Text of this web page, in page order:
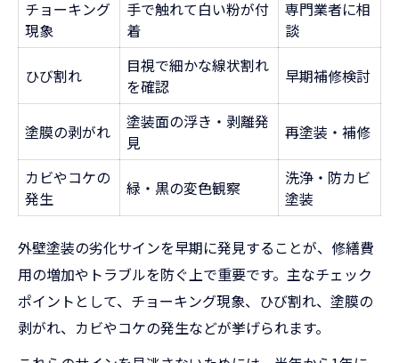
チョーキング
現象
手で触れて白い粉が付
着
専門業者に相
談
ひび割れ
目視で細かな線状割れ
を確認
早期補修検討
塗膜の剥がれ
塗装面の浮き・剥離発
見
再塗装・補修
カビやコケの
発生
緑・黒の変色観察
洗浄・防カビ
塗装
外壁塗装の劣化サインを早期に発見することが、修繕費
用の増加やトラブルを防ぐ上で重要です。主なチェック
ポイントとして、チョーキング現象、ひび割れ、塗膜の
剥がれ、カビやコケの発生などが挙げられます。